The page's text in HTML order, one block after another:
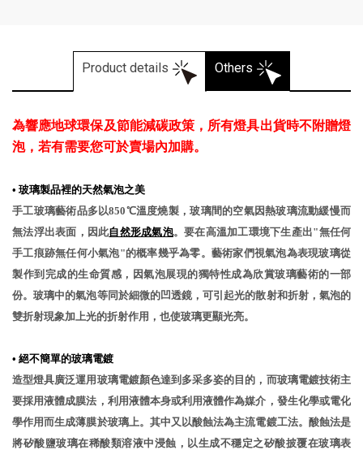
Product details Others
為響應地球環保及節能減碳政策，所有燈具出貨時不附贈燈
泡，若有需要您可於賣場內加購。
• 玻璃製品裡的天然氣泡之美
手工玻璃藝術品多以850℃溫度燒製，玻璃間的空氣因熱玻璃流動緩慢而
無法浮出表面，因此自然形成氣泡。要在高溫加工環境下生產出"無任何
手工痕跡無任何小氣泡"的概率幾乎為零。藝術家們視氣泡為表現玻璃從
製作到完成的生命質感，因氣泡展現的獨特性成為欣賞玻璃藝術的一部
份。玻璃中的氣泡等同於細微的凹透鏡，可引起光的散射和折射，氣泡的
雙折射現象加上光的折射作用，也使玻璃更顯光亮。
• 絕不簡單的玻璃電鍍
造型燈具廣泛運用玻璃電鍍顏色達到多采多姿的目的，而玻璃電鍍技術主
要採用液體成膜法，利用液體本身或利用液體作為媒介，發生化學或電化
學作用而生成薄膜於玻璃上。其中又以酸蝕法為主流電鍍工法。酸蝕法是
將矽酸鹽玻璃在稀酸類溶液中浸蝕，以生成不穩定之矽酸披覆在玻璃表